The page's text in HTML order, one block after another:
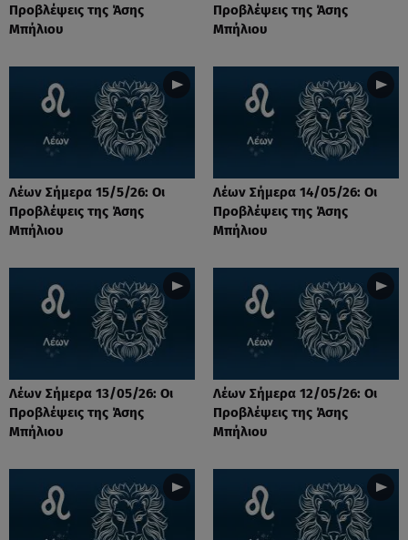
Προβλέψεις της Άσης
Μπήλιου
Προβλέψεις της Άσης
Μπήλιου
Λέων Σήμερα 15/5/26: Οι
Προβλέψεις της Άσης
Μπήλιου
Λέων Σήμερα 14/05/26: Οι
Προβλέψεις της Άσης
Μπήλιου
Λέων Σήμερα 13/05/26: Οι
Προβλέψεις της Άσης
Μπήλιου
Λέων Σήμερα 12/05/26: Οι
Προβλέψεις της Άσης
Μπήλιου